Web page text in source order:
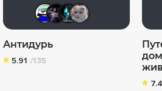
Антидурь
5.91 /135